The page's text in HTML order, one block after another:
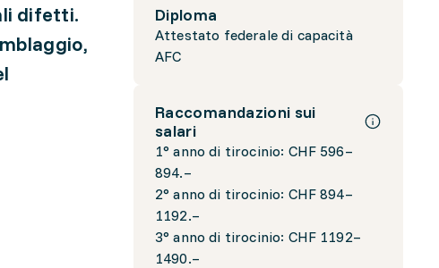
Diploma
Attestato federale di capacità
AFC
Raccomandazioni sui
salari
1° anno di tirocinio: CHF 596–
894.–
2° anno di tirocinio: CHF 894–
1192.–
3° anno di tirocinio: CHF 1192–
1490.–
difetti.